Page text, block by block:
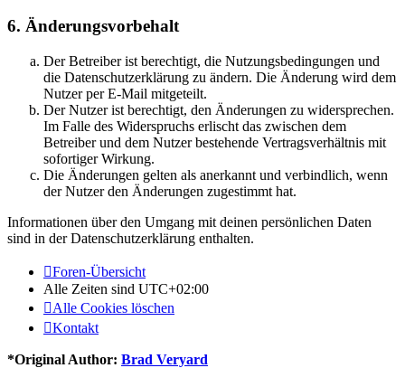
6. Änderungsvorbehalt
Der Betreiber ist berechtigt, die Nutzungsbedingungen und
die Datenschutzerklärung zu ändern. Die Änderung wird dem
Nutzer per E-Mail mitgeteilt.
Der Nutzer ist berechtigt, den Änderungen zu widersprechen.
Im Falle des Widerspruchs erlischt das zwischen dem
Betreiber und dem Nutzer bestehende Vertragsverhältnis mit
sofortiger Wirkung.
Die Änderungen gelten als anerkannt und verbindlich, wenn
der Nutzer den Änderungen zugestimmt hat.
Informationen über den Umgang mit deinen persönlichen Daten
sind in der Datenschutzerklärung enthalten.
Foren-Übersicht
Alle Zeiten sind UTC+02:00
Alle Cookies löschen
Kontakt
*Original Author: Brad Veryard